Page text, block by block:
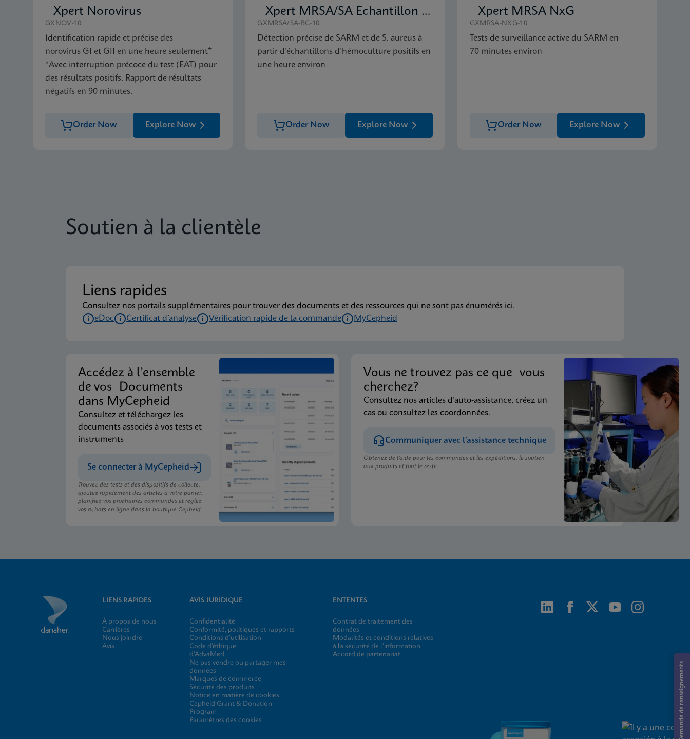
Xpert Norovirus
GXNOV-10
Identification rapide et précise des
norovirus GI et GII en une heure seulement*
*Avec interruption précoce du test (EAT) pour
des résultats positifs. Rapport de résultats
négatifs en 90 minutes.
Order Now Explore Now
Xpert MRSA/SA Échantillon de culture sanguine
GXMRSA/SA-BC-10
Détection précise de SARM et de S. aureus à
partir d’échantillons d’hémoculture positifs en
une heure environ
Order Now Explore Now
Xpert MRSA NxG
GXMRSA-NXG-10
Tests de surveillance active du SARM en
70 minutes environ
Order Now Explore Now
Soutien à la clientèle
Liens rapides
Consultez nos portails supplémentaires pour trouver des documents et des ressources qui ne sont pas énumérés ici.
eDoc
Certificat d’analyse Vérification rapide de la commande MyCepheid
Accédez à l’ensemble
de vos Documents
dans MyCepheid
Consultez et téléchargez les
documents associés à vos tests et
instruments
Se connecter à MyCepheid
Trouvez des tests et des dispositifs de collecte,
ajoutez rapidement des articles à votre panier,
planifiez vos prochaines commandes et réglez
vos achats en ligne dans la boutique Cepheid.
Vous ne trouvez pas ce que vous
cherchez?
Consultez nos articles d’auto-assistance, créez un
cas ou consultez les coordonnées.
Communiquer avec l’assistance technique
Obtenez de l’aide pour les commandes et les expéditions, le soutien
aux produits et tout le reste.
Demande de renseignements
LIENS RAPIDES
À propos de nous
Carrières
Nous joindre
Avis
AVIS JURIDIQUE
Confidentialité
Conformité, politiques et rapports
Conditions d’utilisation
Code d’éthique
d’AdvaMed
Ne pas vendre ou partager mes
données
Marques de commerce
Sécurité des produits
Notice en matière de cookies
Cepheid Grant & Donation
Program
Paramètres des cookies
ENTENTES
Contrat de traitement des
données
Modalités et conditions relatives
à la sécurité de l’information
Accord de partenariat